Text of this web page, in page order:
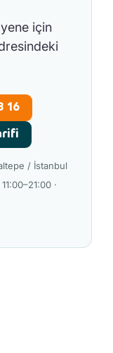
için
16
/ İstanbul
·